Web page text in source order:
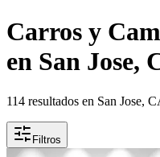
Carros y
en San Jose,
114 resultados en San Jose,
Filtros